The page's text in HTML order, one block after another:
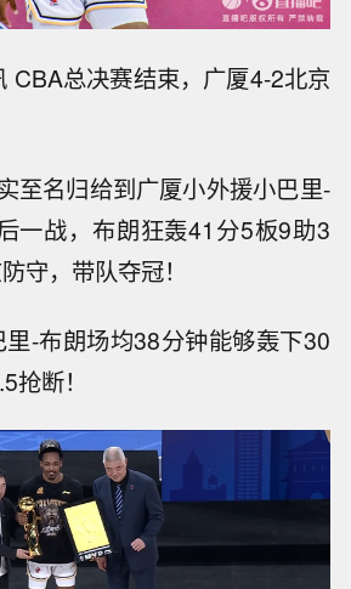
CBA总决赛结束，广厦4-2北京
至名归给到广厦小外援小巴里-
一战，布朗狂轰41分5板9助3
守，带队夺冠！
-布朗场均38分钟能够轰下30
断！